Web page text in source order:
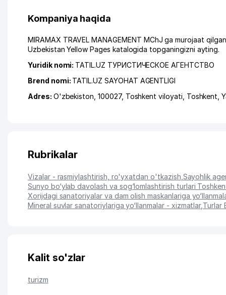
Kompaniya haqida
MIRAMAX TRAVEL MANAGEMENT MChJ ga murojaat
Uzbekistan Yellow Pages katalogida topganingizni ayting.
Yuridik nomi: TATIL.UZ ТУРИСТИЧЕСКОЕ АГЕНТСТВО
Brend nomi: TATIL.UZ SAYOHAT AGENTLIGI
Adres: O'zbekiston, 100027, Toshkent viloyati Toshkent ,
Rubrikalar
Vizalar - rasmiylashtirish, ro'yxatdan o'tkazish Sayohlik
Sunyo bo‘ylab davolash va sog‘lomlashtirish turlari
Xorijdagi sanatoriyalar va dam olish maskanlariga
Mineral suvlar sanatoriylariga yo‘llanmalar - xizmatlar, Turlar
Kalit so'zlar
turizm